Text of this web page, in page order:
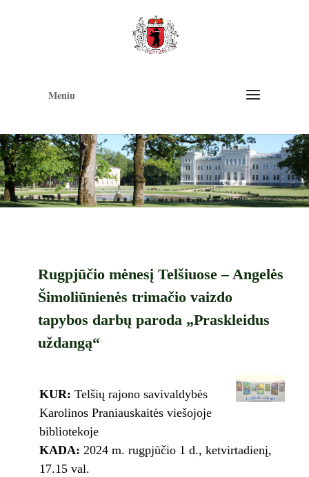
Meniu
Rugpjūčio mėnesį Telšiuose – Angelės
Šimoliūnienės trimačio vaizdo
tapybos darbų paroda „Praskleidus
uždangą“
KUR: Telšių rajono savivaldybės
Karolinos Praniauskaitės viešojoje
bibliotekoje
KADA: 2024 m. rugpjūčio 1 d., ketvirtadienį,
17.15 val.